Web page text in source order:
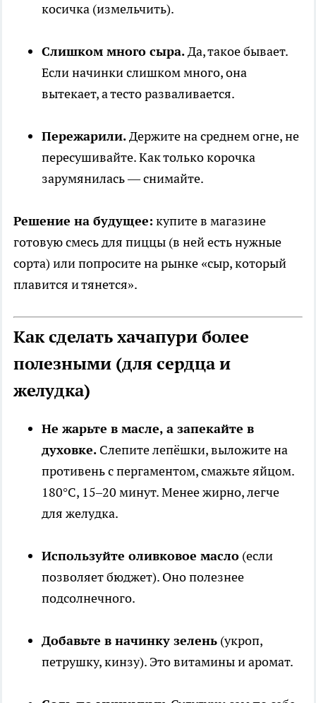
косичка (измельчить).
Слишком много сыра.Да, такое бывает.
Если начинки слишком много, она
вытекает, а тесто разваливается.
Пережарили.Держите на среднем огне, не
пересушивайте. Как только корочка
зарумянилась — снимайте.
Решение на будущее: купите в магазине
готовую смесь для пиццы (в ней есть нужные
сорта) или попросите на рынке «сыр, который
плавится и тянется».
Как сделать хачапури более
полезными (для сердца и
желудка)
Не жарьте в масле, а запекайте в
духовке. Слепите лепёшки, выложите на
противень с пергаментом, смажьте яйцом.
180°C, 15–20 минут. Менее жирно, легче
для желудка.
Используйте оливковое масло (если
позволяет бюджет). Оно полезнее
подсолнечного.
Добавьте в начинку зелень (укроп,
петрушку, кинзу). Это витамины и аромат.